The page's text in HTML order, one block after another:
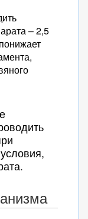
– 2,5